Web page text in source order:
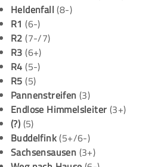
Heldenfall(8-)
R1 (6-)
R2 (7-/7)
R3 (6+)
R4 (5-)
R5 (5)
Pannenstreifen (3)
Endlose Himmelsleiter (3+)
(?) (5)
Buddelfink(5+/6-)
Sachsensausen (3+)